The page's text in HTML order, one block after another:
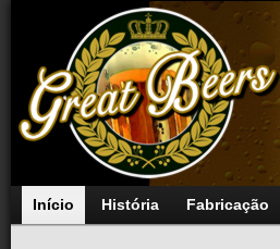
Início História Fabricação